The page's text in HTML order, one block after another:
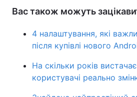
Вас також можуть
4 налаштування, які
після купівлі нового
На скільки років
користувачі реально